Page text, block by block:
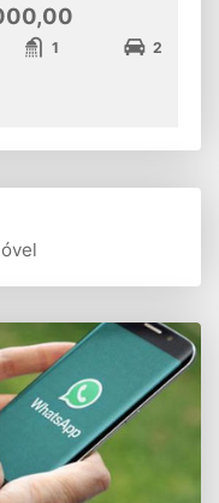
1 2